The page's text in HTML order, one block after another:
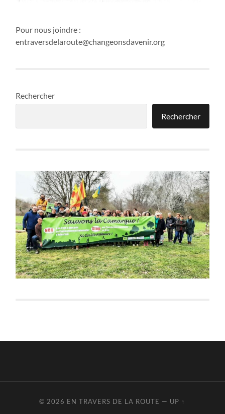
Pour nous joindre :
entraversdelaroute@changeonsdavenir.org
Rechercher
Rechercher
© 2026 EN TRAVERS DE LA ROUTE — UP ↑